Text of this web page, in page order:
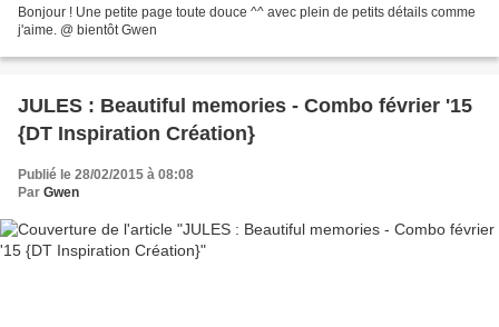
Bonjour ! Une petite page toute douce ^^ avec plein de petits détails comme
j'aime. @ bientôt Gwen
JULES : Beautiful memories - Combo février '15
{DT Inspiration Création}
Publié le 28/02/2015 à 08:08
Par Gwen